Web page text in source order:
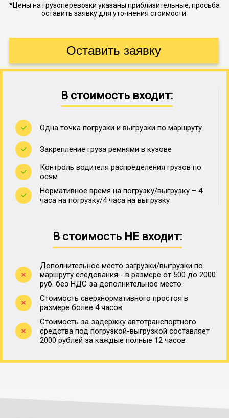
*Цены на грузоперевозки указаны приблизительные, просьба
оставить заявку для уточнения стоимости.
В стоимость входит:
Одна точка погрузки и выгрузки по маршруту
Закрепление груза ремнями в кузове
Контроль водителя распределения грузов по
осям
Нормативное время на погрузку/выгрузку – 4
часа на погрузку/4 часа на выгрузку
В стоимость НЕ входит:
Дополнительное место загрузки/выгрузки по
маршруту следования - в размере от 500 до 2000
руб. без НДС за дополнительное место.
Стоимость сверхнормативного простоя в
размере более 4 часов
Стоимость за задержку автотранспортного
средства под погрузкой-выгрузкой составляет
2000 рублей за каждые полные 12 часов